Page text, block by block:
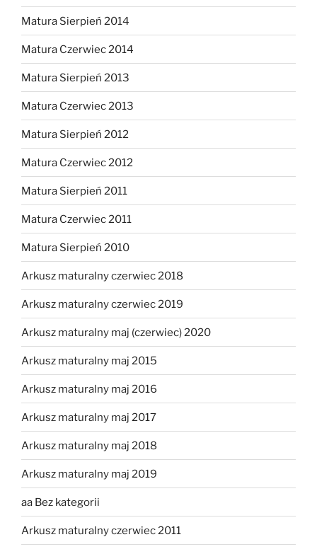
Matura Sierpień 2014
Matura Czerwiec 2014
Matura Sierpień 2013
Matura Czerwiec 2013
Matura Sierpień 2012
Matura Czerwiec 2012
Matura Sierpień 2011
Matura Czerwiec 2011
Matura Sierpień 2010
Arkusz maturalny czerwiec 2018
Arkusz maturalny czerwiec 2019
Arkusz maturalny maj (czerwiec) 2020
Arkusz maturalny maj 2015
Arkusz maturalny maj 2016
Arkusz maturalny maj 2017
Arkusz maturalny maj 2018
Arkusz maturalny maj 2019
aa Bez kategorii
Arkusz maturalny czerwiec 2011